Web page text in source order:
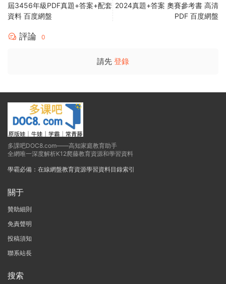
屆3456年級PDF真題+答案+配套
資料 百度網盤
2024真題+答案 奧賽參考書 高清
PDF 百度網盤
評論 0
請先 登錄
多課吧DOC8.com——高知家庭教育助手
全網唯一深度解析K12爬藤教育資源和學習資料
學霸必備：在線網盤教育資源學習資料目錄索引
關于
贊助細則
免責聲明
投稿須知
聯系站長
搜索